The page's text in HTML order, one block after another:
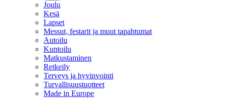
Joulu
Kesä
Lapset
Messut, festarit ja muut tapahtumat
Autoilu
Kuntoilu
Matkustaminen
Retkeily
Terveys ja hyvinvointi
Turvallisuustuotteet
Made in Europe